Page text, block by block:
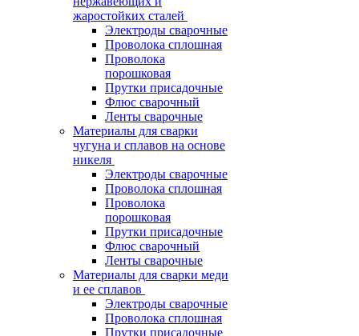
жаростойких сталей
Электроды сварочные
Проволока сплошная
Проволока
порошковая
Прутки присадочные
Флюс сварочный
Ленты сварочные
Материалы для сварки
чугуна и сплавов на основе
никеля
Электроды сварочные
Проволока сплошная
Проволока
порошковая
Прутки присадочные
Флюс сварочный
Ленты сварочные
Материалы для сварки меди
и ее сплавов
Электроды сварочные
Проволока сплошная
Прутки присадочные